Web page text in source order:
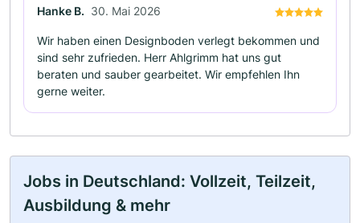
Hanke B. 30. Mai 2026
Wir haben einen Designboden verlegt bekommen und
sind sehr zufrieden. Herr Ahlgrimm hat uns gut
beraten und sauber gearbeitet. Wir empfehlen Ihn
gerne weiter.
Jobs in Deutschland: Vollzeit, Teilzeit,
Ausbildung & mehr